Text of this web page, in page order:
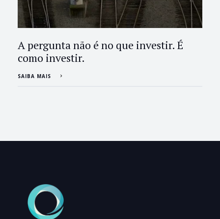
A pergunta não é no que investir. É
como investir.
SAIBA MAIS